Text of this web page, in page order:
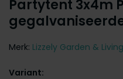
Partytent 3x4m
Merk: Lizzely Garden & Living
Variant: